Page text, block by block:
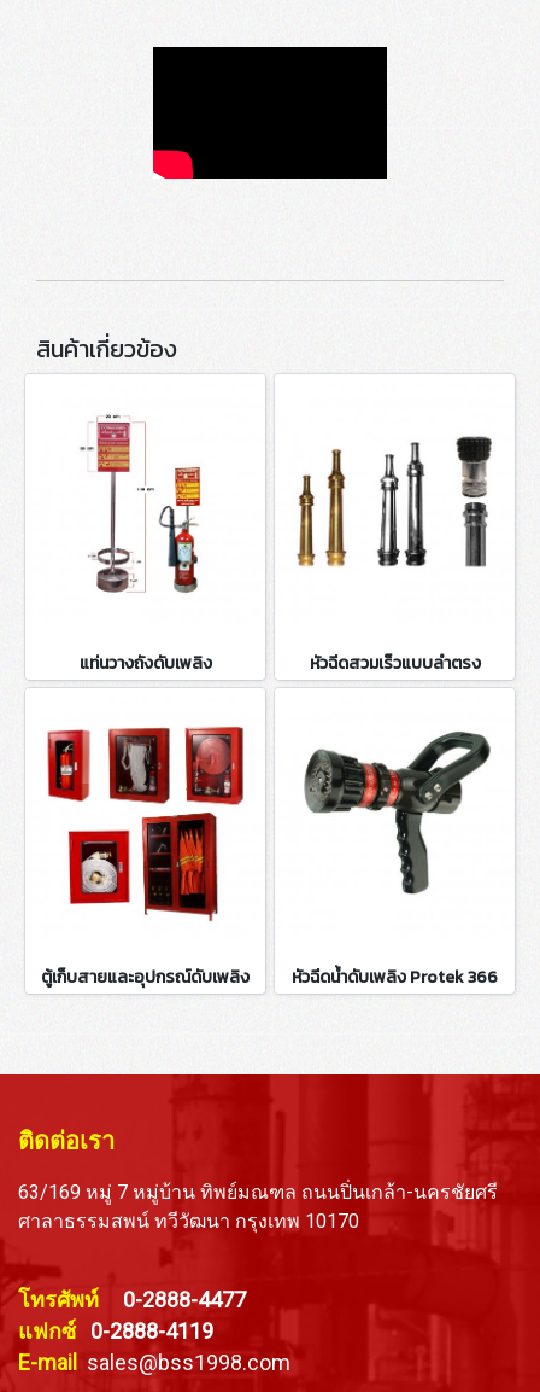
สินค้าเกี่ยวข้อง
แท่นวางถังดับเพลิง หัวฉีดสวมเร็วแบบลำตรง
ตู้เก็บสายและอุปกรณ์ดับเพลิง หัวฉีดน้ำดับเพลิง Protek 366
ติดต่อเรา
63/169 หมู่ 7 หมู่บ้าน ทิพย์มณฑล ถนนปิ่นเกล้า-นครชัยศรี
ศาลาธรรมสพน์ ทวีวัฒนา กรุงเทพ 10170
โทรศัพท์ 0-2888-4477
แฟกซ์ 0-2888-4119
E-mail
sales@bss1998.com